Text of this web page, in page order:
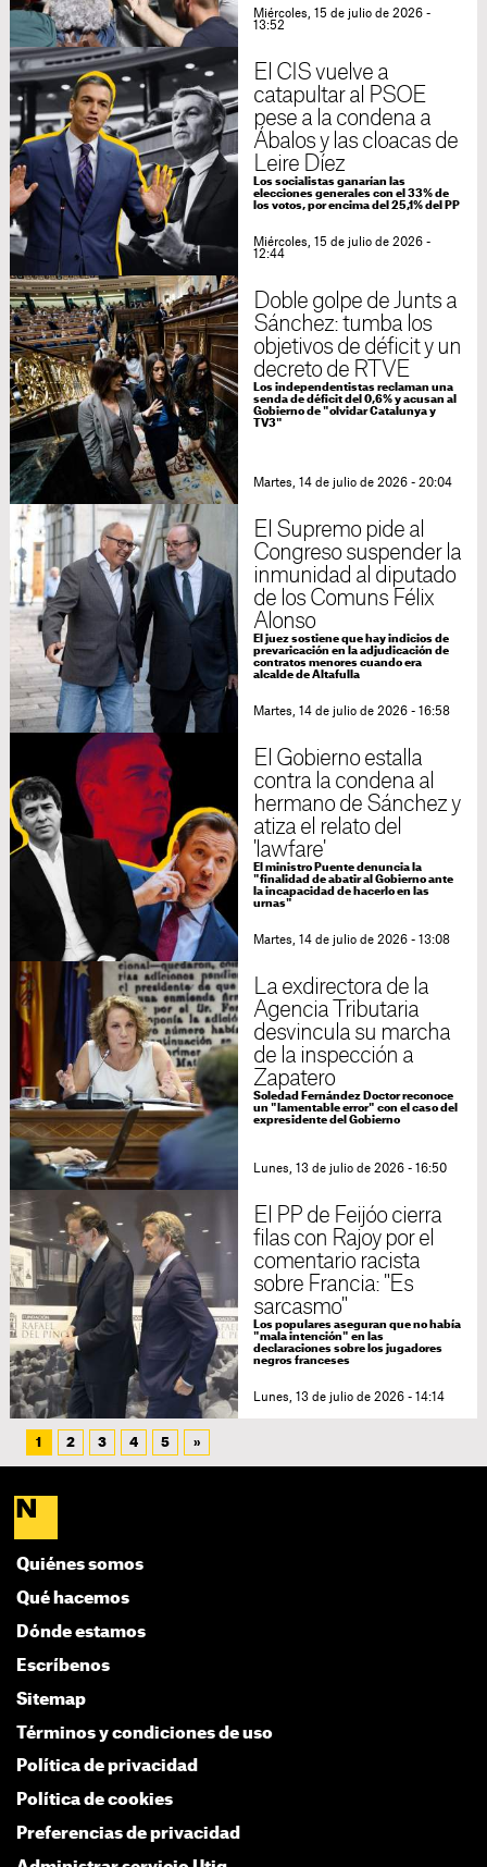
Miércoles, 15 de julio de 2026 -
13:52
El CIS vuelve a
catapultar al PSOE
pese a la condena a
Ábalos y las cloacas de
Leire Díez
Los socialistas ganarían las
elecciones generales con el 33% de
los votos, por encima del 25,1% del PP
Miércoles, 15 de julio de 2026 -
12:44
Doble golpe de Junts a
Sánchez: tumba los
objetivos de déficit y un
decreto de RTVE
Los independentistas reclaman una
senda de déficit del 0,6% y acusan al
Gobierno de "olvidar Catalunya y
TV3"
Martes, 14 de julio de 2026 - 20:04
El Supremo pide al
Congreso suspender la
inmunidad al diputado
de los Comuns Félix
Alonso
El juez sostiene que hay indicios de
prevaricación en la adjudicación de
contratos menores cuando era
alcalde de Altafulla
Martes, 14 de julio de 2026 - 16:58
El Gobierno estalla
contra la condena al
hermano de Sánchez y
atiza el relato del
'lawfare'
El ministro Puente denuncia la
"finalidad de abatir al Gobierno ante
la incapacidad de hacerlo en las
urnas"
Martes, 14 de julio de 2026 - 13:08
La exdirectora de la
Agencia Tributaria
desvincula su marcha
de la inspección a
Zapatero
Soledad Fernández Doctor reconoce
un "lamentable error" con el caso del
expresidente del Gobierno
Lunes, 13 de julio de 2026 - 16:50
El PP de Feijóo cierra
filas con Rajoy por el
comentario racista
sobre Francia: "Es
sarcasmo"
Los populares aseguran que no había
"mala intención" en las
declaraciones sobre los jugadores
negros franceses
Lunes, 13 de julio de 2026 - 14:14
1 2 3 4 5 »
Quiénes somos
Qué hacemos
Dónde estamos
Escríbenos
Sitemap
Términos y condiciones de uso
Política de privacidad
Política de cookies
Preferencias de privacidad